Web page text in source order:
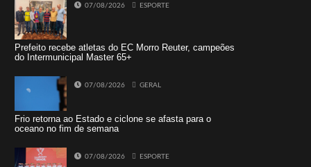
07/08/2026 ESPORTE
Prefeito recebe atletas do EC Morro Reuter, campeões
do Intermunicipal Master 65+
07/08/2026 GERAL
Frio retorna ao Estado e ciclone se afasta para o
oceano no fim de semana
07/08/2026 ESPORTE